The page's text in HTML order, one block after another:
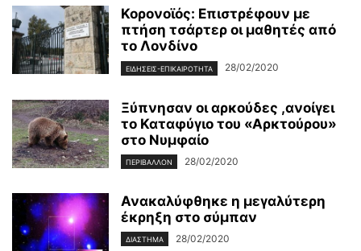
Κορονοϊός: Επιστρέφουν με
πτήση τσάρτερ οι μαθητές από
το Λονδίνο
ΕΙΔΉΣΕΙΣ-ΕΠΙΚΑΙΡΌΤΗΤΑ 28/02/2020
Ξύπνησαν οι αρκούδες ,ανοίγει
το Καταφύγιο του «Αρκτούρου»
στο Νυμφαίο
ΠΕΡΙΒΆΛΛΟΝ 28/02/2020
Ανακαλύφθηκε η μεγαλύτερη
έκρηξη στο σύμπαν
ΔΙΆΣΤΗΜΑ 28/02/2020